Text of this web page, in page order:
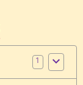
1